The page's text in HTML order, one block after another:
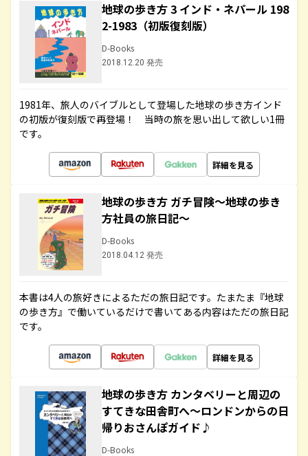
地球の歩き方 3 インド・ネパール 198
2-1983（初版復刻版）
D-Books
2018.12.20 発売
1981年、旅人のバイブルとして登場した地球の歩き方インド
の初版が復刻版で再登場！ 当時の旅を思い出して欲しい1冊
です。
詳細を見る
地球の歩き方 ガチ冒険～地球の歩き
方社員の旅日記～
D-Books
2018.04.12 発売
本書は4人の旅好きによるただの旅日記です。たまたま『地球
の歩き方』で働いているだけで書いてある内容はただの旅日記
です。
詳細を見る
地球の歩き方 カンタベリーと周辺の
すてきな田舎町へ～ロンドンからの日
帰りおさんぽガイド♪
D-Books